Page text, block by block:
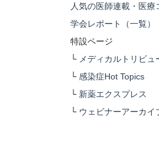
人気の医師連載・医療
学会レポート（一覧）
特設ページ
└ メディカルトリビュ
└ 感染症Hot Topics
└ 新薬エクスプレス
└ ウェビナーアーカイ